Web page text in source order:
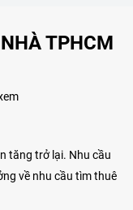
TPHCM
tăng trở lại. Nhu cầu
về nhu cầu tìm thuê